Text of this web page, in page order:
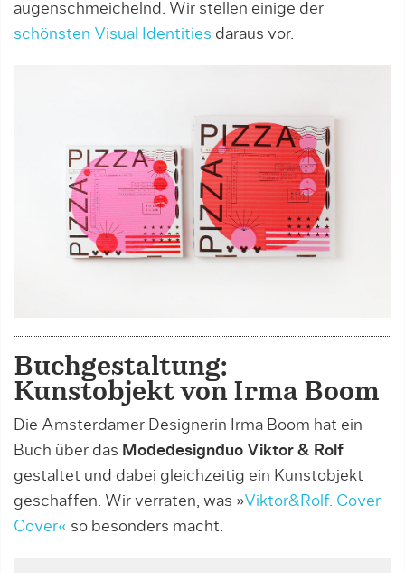
augenschmeichelnd. Wir stellen einige der
schönsten Visual Identities daraus vor.
Buchgestaltung:
Kunstobjekt von Irma Boom
Die Amsterdamer Designerin Irma Boom hat ein
Buch über das Modedesignduo Viktor & Rolf
gestaltet und dabei gleichzeitig ein Kunstobjekt
geschaffen. Wir verraten, was »Viktor&Rolf. Cover
Cover« so besonders macht.